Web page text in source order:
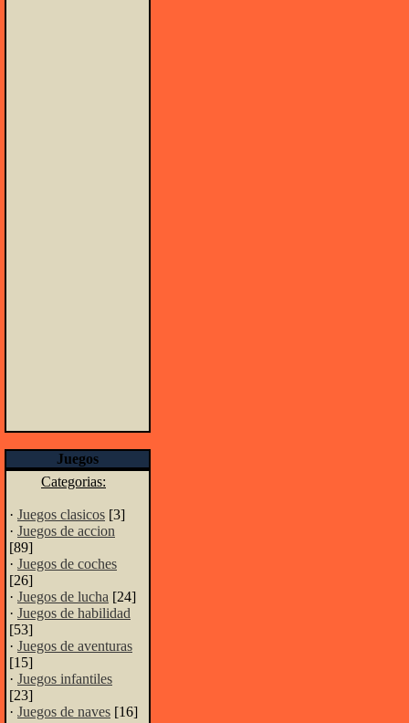
Juegos
Categorias:
· Juegos clasicos [3]
· Juegos de accion
[89]
· Juegos de coches
[26]
· Juegos de lucha [24]
· Juegos de habilidad
[53]
· Juegos de aventuras
[15]
· Juegos infantiles
[23]
· Juegos de naves [16]